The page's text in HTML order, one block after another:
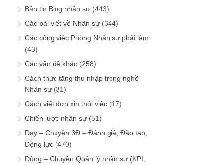
Bản tin Blog nhân sự (443)
Các bài viết về Nhân sự (344)
Các công việc Phòng Nhân sự phải làm
(43)
Các vấn đề khác (258)
Cách thức tăng thu nhập trong nghề
Nhân sự (31)
Cách viết đơn xin thôi việc (17)
Chiến lược nhân sự (51)
Dạy – Chuyện 3Đ – Đánh giá, Đào tạo,
Động lực (470)
Dùng – Chuyện Quản lý nhân sự (KPI,